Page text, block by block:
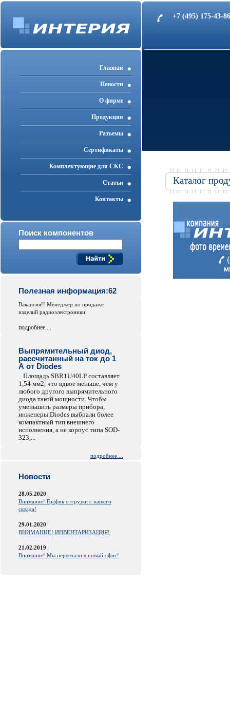
+7 (495) 175-43-
Главная
Новости
О фирме
Продукция
Разъемы
Cертификаты
Комплектующие для СКС
Статьи
Контакты
Поиск компонентов
Полезная информация:62
Вакансия!! Менеджер по продаже
изделий радиоэлектроники
подробнее ...
Выпрямительный диод,
рассчитанный на ток до 1
А от Diodes
Площадь SBR1U40LP составляет
1,54 мм2, что вдвое меньше, чем у
любого другого выпрямительного
диода такой мощности. Чтобы
уменьшить размеры прибора,
инженеры Diodes выбрали более
компактный тип внешнего
исполнения, а не корпус типа SOD-
323,...
подробнее ...
Новости
28.05.2020
Внимание! График отгрузки с нашего
склада!
29.01.2020
ВНИМАНИЕ! ИНВЕНТАРИЗАЦИЯ!
21.02.2019
Внимание! Мы переехали в новый офис!
Каталог